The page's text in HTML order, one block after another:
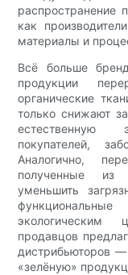
распространение
как
материалы и
Всё больше
продукции
органические
только снижают
естественную
покупателей,
Аналогично,
полученные из
уменьшить
экологическим
продавцов
дистрибьюторов
«зелёную»